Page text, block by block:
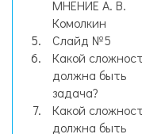
МНЕНИЕ А. В.
Комолкин
Слайд №5
Какой
должна быть
задача?
Какой
должна быть